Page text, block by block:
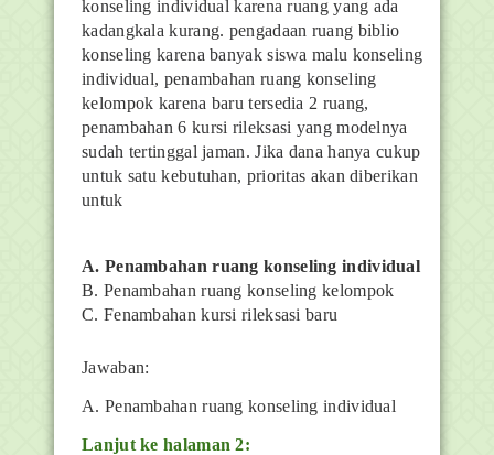
konseling individual karena ruang yang ada
kadangkala kurang. pengadaan ruang biblio
konseling karena banyak siswa malu konseling
individual, penambahan ruang konseling
kelompok karena baru tersedia 2 ruang,
penambahan 6 kursi rileksasi yang modelnya
sudah tertinggal jaman. Jika dana hanya cukup
untuk satu kebutuhan, prioritas akan diberikan
untuk
A. Penambahan ruang konseling individual
B. Penambahan ruang konseling kelompok
C. Fenambahan kursi rileksasi baru
Jawaban:
A. Penambahan ruang konseling individual
Lanjut ke halaman 2: